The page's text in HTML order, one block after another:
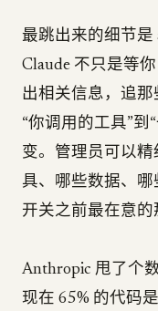
最跳出来的细节是
Claude 不只是等
出相关信息，追
“你调用的工具”到
变。管理员可以精
具、哪些数据、
开关之前最在意的
Anthropic 甩了个
现在 65% 的代码